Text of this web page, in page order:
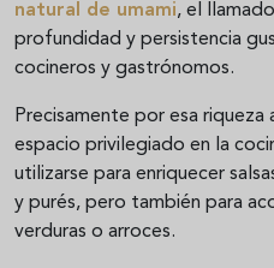
natural de umami, el
profundidad y persistencia
cocineros y gastrónomos.
Precisamente por esa
espacio privilegiado en la
utilizarse para enriquecer
y purés, pero también para
verduras o arroces.